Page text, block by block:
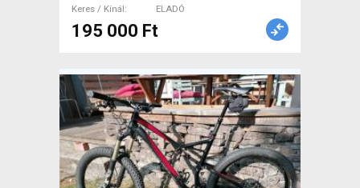
Keres / Kínál ELADÓ
195 000 Ft